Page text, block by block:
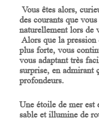
Vous êtes alors,
des courants que
naturellement lors de
Alors que la pression
plus forte, vous
vous adaptant très
surprise, en admirant
profondeurs.
Une étoile de mer est
sable et illumine de